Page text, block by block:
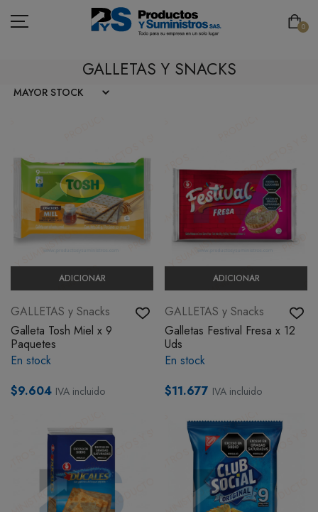
0
CAFETERÍA
SEGURIDAD INDUSTRIAL
TECNOLOGÍA
MOBILIARIO
EMBALAJE
BOTIQUÍN
MI CUENTA
GALLETAS Y SNACKS
ADICIONAR
GALLETAS y Snacks
Galleta Tosh Miel x 9
Paquetes
En stock
$9.604 IVA incluido
ADICIONAR
GALLETAS y Snacks
Galletas Festival Fresa x 12
Uds
En stock
$11.677 IVA incluido